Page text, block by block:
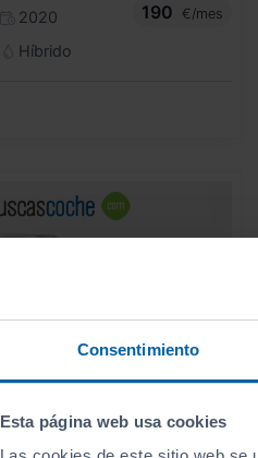
Consentimiento
Esta página web usa cookies
2020
Híbrido
190
€/mes
- 2.000€